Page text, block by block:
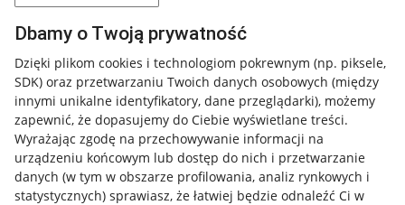
Dbamy o Twoją prywatność
Dzięki plikom cookies i technologiom pokrewnym (np. piksele,
SDK) oraz przetwarzaniu Twoich danych osobowych (między
innymi unikalne identyfikatory, dane przeglądarki), możemy
zapewnić, że dopasujemy do Ciebie wyświetlane treści.
Wyrażając zgodę na przechowywanie informacji na
urządzeniu końcowym lub dostęp do nich i przetwarzanie
danych (w tym w obszarze profilowania, analiz rynkowych i
statystycznych) sprawiasz, że łatwiej będzie odnaleźć Ci w